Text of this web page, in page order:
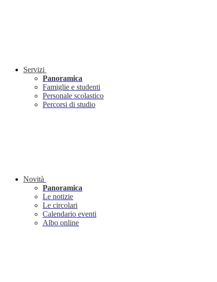
Servizi
Panoramica
Famiglie e studenti
Personale scolastico
Percorsi di studio
Novità
Panoramica
Le notizie
Le circolari
Calendario eventi
Albo online